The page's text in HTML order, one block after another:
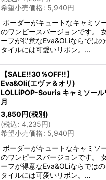
希望小売価格: 5,940円
ボーダーがキュートなキャミソ
のワンピースバージョンです。
ーフが得意なEva&OLiならでは
タイルには可愛いリボン。…
【SALE!!30％OFF!!】
Eva&Oli(エヴァ＆オリ)
LOLLiPOP-Souris キャミソール
月
3,850円(税別)
(税込: 4,235円)
希望小売価格: 5,940円
ボーダーがキュートなキャミソ
のワンピースバージョンです。
ーフが得意なEva&OLiならでは
タイルには可愛いリボン。…